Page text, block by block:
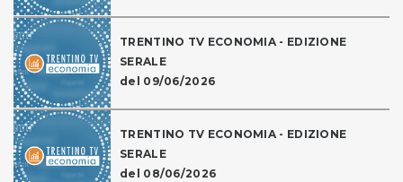
TRENTINO TV ECONOMIA - EDIZIONE
SERALE
del 09/06/2026
TRENTINO TV ECONOMIA - EDIZIONE
SERALE
del 08/06/2026